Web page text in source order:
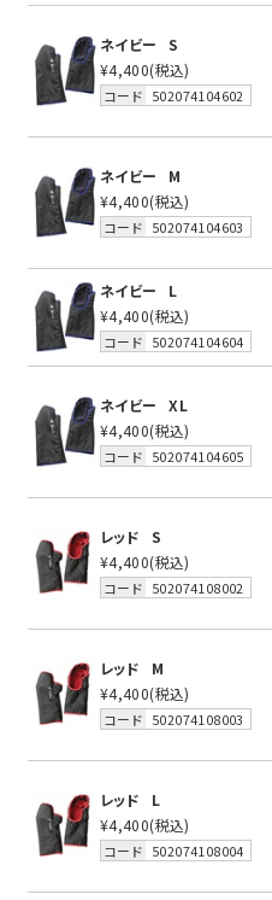
ネイビー
S
¥4,400(税込)
コード 502074104602
ネイビー
M
¥4,400(税込)
コード 502074104603
ネイビー
L
¥4,400(税込)
コード 502074104604
ネイビー
XL
¥4,400(税込)
コード 502074104605
レッド
S
¥4,400(税込)
コード 502074108002
レッド
M
¥4,400(税込)
コード 502074108003
レッド
L
¥4,400(税込)
コード 502074108004